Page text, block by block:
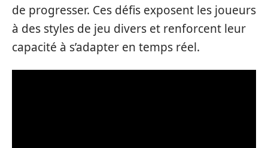
de progresser. Ces défis exposent les joueurs
à des styles de jeu divers et renforcent leur
capacité à s’adapter en temps réel.